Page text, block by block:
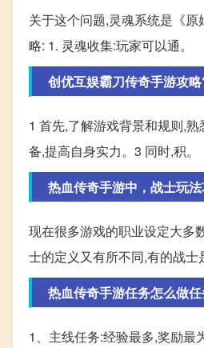
关于这个问题,灵魂系统是《
略: 1. 灵魂收集:玩家可以通。
创优互娱霸刀传奇手游攻
1 首先,了解游戏背景和规则,
备,提高自身实力。3 同时,积。
热血传奇手游中，战士玩
现在很多游戏的职业设定大多
士的定义又有所不同,有的战士
热血传奇手游任务怎么做
1、主线任务:经验最多,奖励最